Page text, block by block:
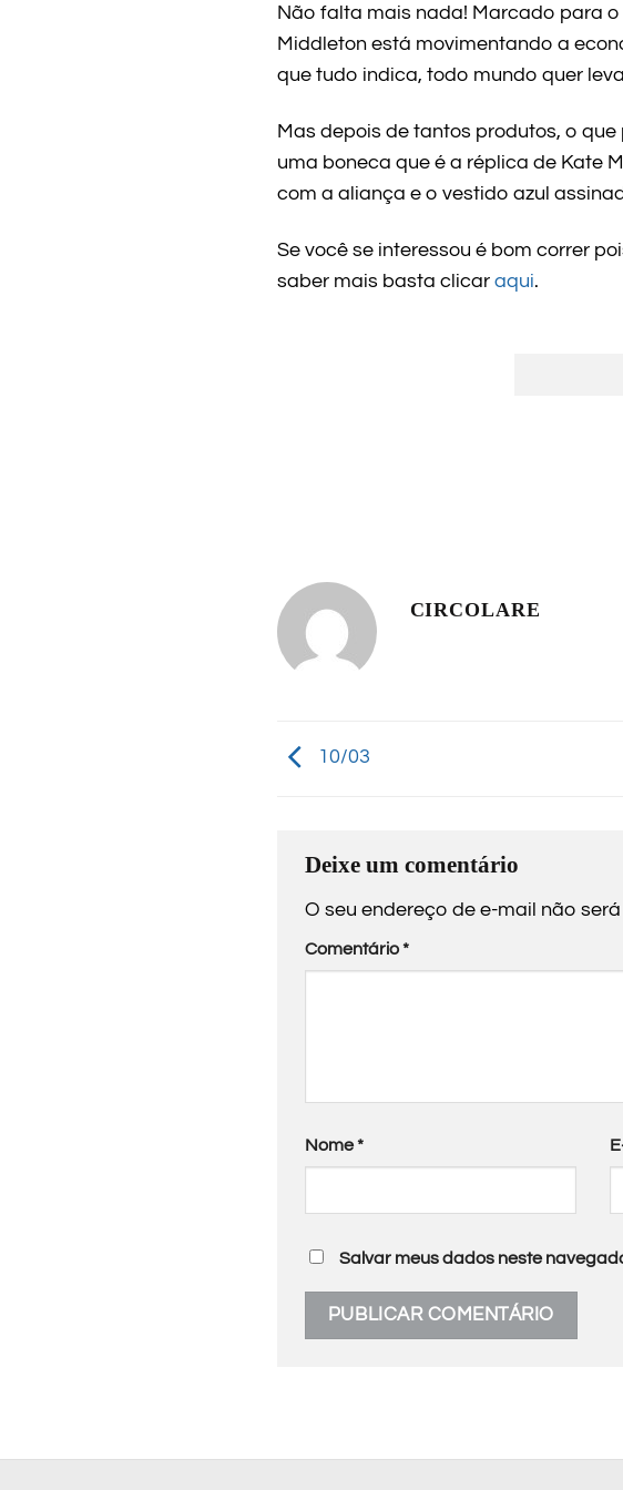
Não falta mais nada! Marcado para
Middleton está movimentando a
que tudo indica, todo mundo quer
Mas depois de tantos produtos, o
uma boneca que é a réplica de Kate
com a aliança e o vestido azul
Se você se interessou é bom correr
saber mais basta clicar aqui.
CIRCOLARE
10/03
Deixe um comentário
O seu endereço de e-mail não
Comentário*
Nome*
Salvar meus dados neste